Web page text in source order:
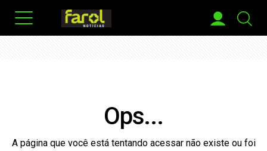
Ops...
A página que você está tentando acessar não existe ou foi